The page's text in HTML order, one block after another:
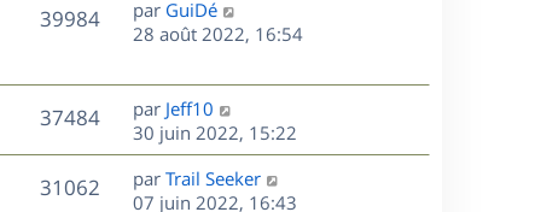
s
n
i
r
m
e
s
s
a
39984V
s
D
e
n
i
e
r
m
e
par GuiDé
28 août 2022, 16:54
37484V
u
e
D
e
r
n
i
par Jeff10
30 juin 2022, 15:22
31062V
D
e
par Trail Seeker
07 juin 2022, 16:43